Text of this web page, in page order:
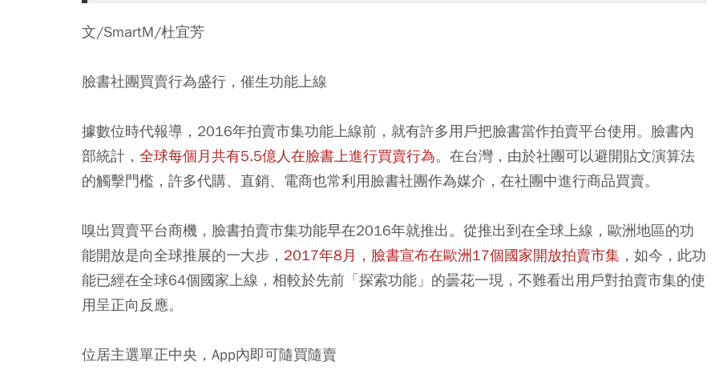
文/SmartM/杜宜芳
臉書社團買賣行為盛行，催生功能上線
據數位時代報導，2016年拍賣市集功能上線前，就有許多用戶把臉書當作拍賣平台使用。臉書內
部統計， 全球每個月共有5.5億人在臉書上進行買賣行為。在台灣，由於社團可以避開貼文演算法
的觸擊門檻，許多代購、直銷、電商也常利用臉書社團作為媒介，在社團中進行商品買賣。
嗅出買賣平台商機，臉書拍賣市集功能早在2016年就推出。從推出到在全球上線，歐洲地區的功
能開放是向全球推展的一大步， 2017年8月，臉書宣布在歐洲17個國家開放拍賣市集 ，如今，此功
能已經在全球64個國家上線，相較於先前「探索功能」的曇花一現，不難看出用戶對拍賣市集的使
用呈正向反應。
位居主選單正中央，App內即可隨買隨賣